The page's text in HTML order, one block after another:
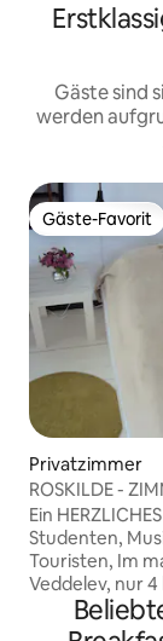
Gäste sind
werden
Gäste-Favorit
Gäste-Favorit
Privatzimmer
ROSKILDE -
UNIVERSITÄT
Ein
Studenten,
Touristen, Im malerischen Dorf
Veddelev, nur
INNENSTADT
der Roskilde-